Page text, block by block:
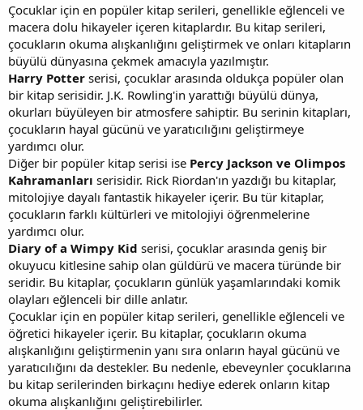
Çocuklar için en popüler kitap serileri, genellikle eğlenceli ve
macera dolu hikayeler içeren kitaplardır. Bu kitap serileri,
çocukların okuma alışkanlığını geliştirmek ve onları kitapların
büyülü dünyasına çekmek amacıyla yazılmıştır.
Harry Potter serisi, çocuklar arasında oldukça popüler olan
bir kitap serisidir. J.K. Rowling'in yarattığı büyülü dünya,
okurları büyüleyen bir atmosfere sahiptir. Bu serinin kitapları,
çocukların hayal gücünü ve yaratıcılığını geliştirmeye
yardımcı olur.
Diğer bir popüler kitap serisi ise Percy Jackson ve Olimpos
Kahramanları serisidir. Rick Riordan'ın yazdığı bu kitaplar,
mitolojiye dayalı fantastik hikayeler içerir. Bu tür kitaplar,
çocukların farklı kültürleri ve mitolojiyi öğrenmelerine
yardımcı olur.
Diary of a Wimpy Kid serisi, çocuklar arasında geniş bir
okuyucu kitlesine sahip olan güldürü ve macera türünde bir
seridir. Bu kitaplar, çocukların günlük yaşamlarındaki komik
olayları eğlenceli bir dille anlatır.
Çocuklar için en popüler kitap serileri, genellikle eğlenceli ve
öğretici hikayeler içerir. Bu kitaplar, çocukların okuma
alışkanlığını geliştirmenin yanı sıra onların hayal gücünü ve
yaratıcılığını da destekler. Bu nedenle, ebeveynler çocuklarına
bu kitap serilerinden birkaçını hediye ederek onların kitap
okuma alışkanlığını geliştirebilirler.